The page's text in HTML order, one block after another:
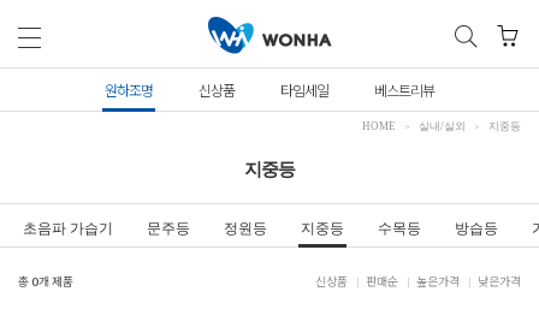
원하조명 신상품 타임세일 베스트리뷰
HOME 실내/실외 지중등
지중등
초음파 가습기 문주등 정원등 지중등 수목등 방습등
총0개 제품 신상품 판매순 높은가격 낮은가격